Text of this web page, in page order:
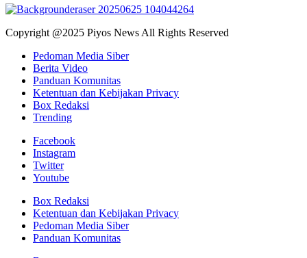
Copyright @2025 Piyos News All Rights Reserved
Pedoman Media Siber
Berita Video
Panduan Komunitas
Ketentuan dan Kebijakan Privacy
Box Redaksi
Trending
Facebook
Instagram
Twitter
Youtube
Box Redaksi
Ketentuan dan Kebijakan Privacy
Pedoman Media Siber
Panduan Komunitas